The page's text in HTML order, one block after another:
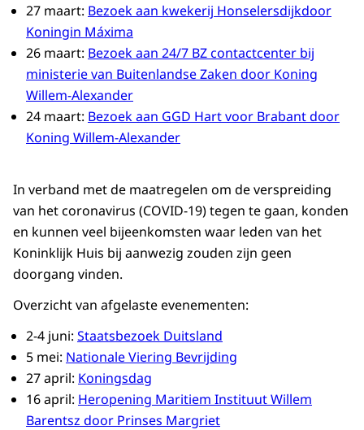
27 maart: Bezoek aan kwekerij Honselersdijkdoor
Koningin Máxima
26 maart: Bezoek aan 24/7 BZ contactcenter bij
ministerie van Buitenlandse Zaken door Koning
Willem-Alexander
24 maart: Bezoek aan GGD Hart voor Brabant door
Koning Willem-Alexander
In verband met de maatregelen om de verspreiding
van het coronavirus (COVID-19) tegen te gaan, konden
en kunnen veel bijeenkomsten waar leden van het
Koninklijk Huis bij aanwezig zouden zijn geen
doorgang vinden.
Overzicht van afgelaste evenementen:
2-4 juni: Staatsbezoek Duitsland
5 mei: Nationale Viering Bevrijding
27 april: Koningsdag
16 april: Heropening Maritiem Instituut Willem
Barentsz door Prinses Margriet